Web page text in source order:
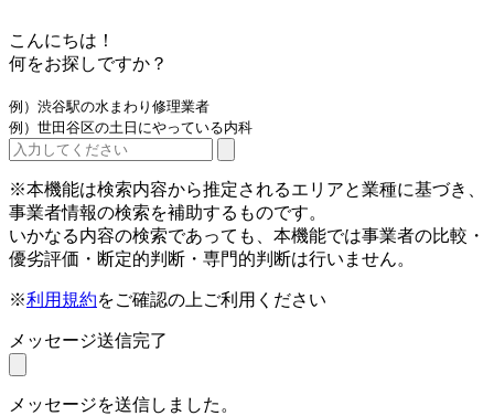
こんにちは！
何をお探しですか？
例）渋谷駅の水まわり修理業者
例）世田谷区の土日にやっている内科
※本機能は検索内容から推定されるエリアと業種に基づき、
事業者情報の検索を補助するものです。
いかなる内容の検索であっても、本機能では事業者の比較・
優劣評価・断定的判断・専門的判断は行いません。
※利用規約をご確認の上ご利用ください
メッセージ送信完了
メッセージを送信しました。